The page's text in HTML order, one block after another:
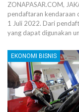
ZONAPASAR.COM,
pendaftaran kendaraan
1 Juli 2022. Dari
yang dapat digunakan
EKONOMI BISNIS